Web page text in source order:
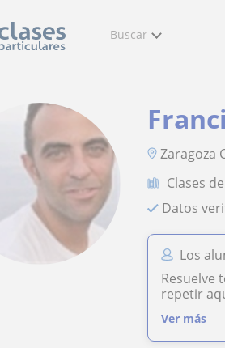
Buscar
Zaragoza
Clases
Datos
Los
Resuelve
repetir
Ver más